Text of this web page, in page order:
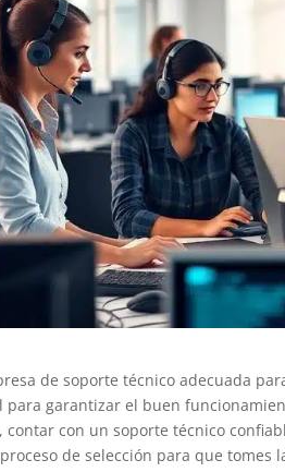
de soporte técnico adecuada
garantizar el buen
contar con un soporte técnico
de selección para que tomes